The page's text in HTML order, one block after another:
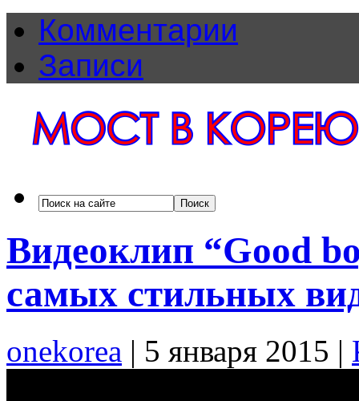
Комментарии
Записи
Видеоклип “Good
самых стильных
onekorea | 5 января 2015 |